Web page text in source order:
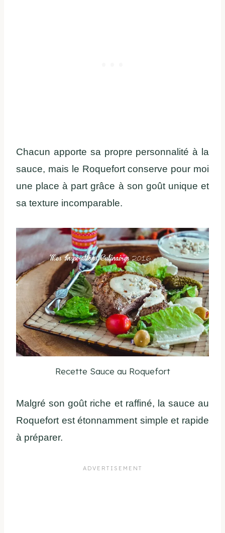
Chacun apporte sa propre personnalité à la
sauce, mais le Roquefort conserve pour moi
une place à part grâce à son goût unique et
sa texture incomparable.
Recette Sauce au Roquefort
Malgré son goût riche et raffiné, la sauce au
Roquefort est étonnamment simple et rapide
à préparer.